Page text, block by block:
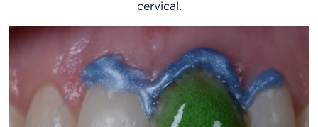
cervical.